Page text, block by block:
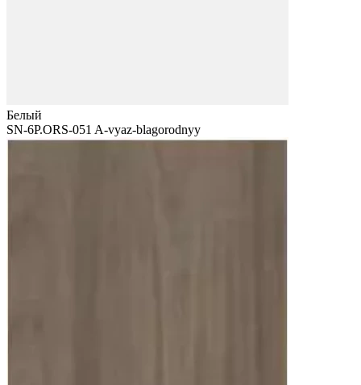
Белый
SN-6P.ORS-051 A-vyaz-blagorodnyy